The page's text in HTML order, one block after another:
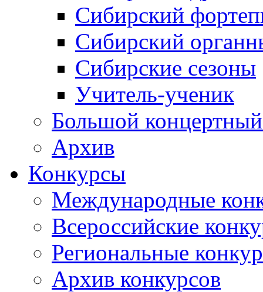
Сибирский
Сибирский
Сибирские сезоны
Учитель-ученик
Большой концертный
Архив
Конкурсы
Международные
Всероссийские
Региональные
Архив конкурсов